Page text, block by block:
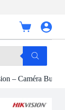
Panier
d’achat
– Caméra